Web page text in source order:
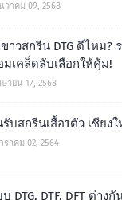
วาคม 09, 2568
ขาวสกรีน DTG ดีไหม?
มเคล็ดลับเลือกให้คุ้ม!
ษายน 17, 2568
รับสกรีนเสื้อ1ตัว เชียง
ราคม 02, 2564
DTG, DTF, DFT ต่างกั